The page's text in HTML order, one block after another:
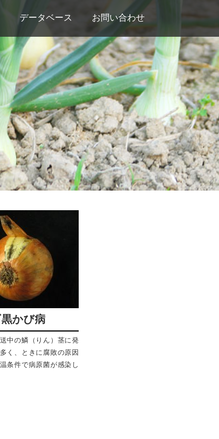
データベース お問い合わせ
かび病
中の鱗（りん）茎に発
く、ときに腐敗の原因
条件で病原菌が感染し